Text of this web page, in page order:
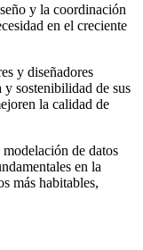
y la coordinación
en el creciente
y diseñadores
sostenibilidad de sus
la calidad de
de datos
en la
más habitables,